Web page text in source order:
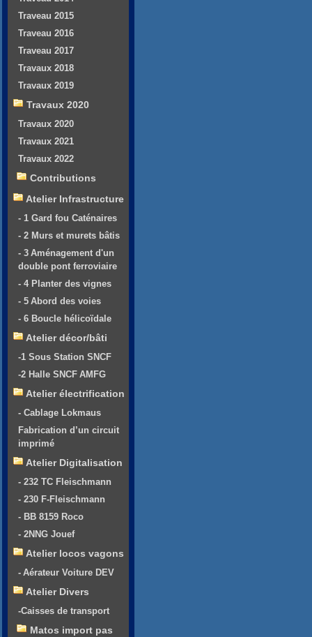
Traveau 2015
Traveau 2016
Traveau 2017
Travaux 2018
Travaux 2019
Travaux 2020
Travaux 2020
Travaux 2021
Travaux 2022
Contributions
Atelier Infrastructure
- 1 Gard fou Caténaires
- 2 Murs et murets bâtis
- 3 Aménagement d'un
double pont ferroviaire
- 4 Planter des vignes
- 5 Abord des voies
- 6 Boucle hélicoïdale
Atelier décor/bâti
-1 Sous Station SNCF
-2 Halle SNCF AMFG
Atelier électrification
- Cablage Lokmaus
Fabrication d’un circuit
imprimé
Atelier Digitalisation
- 232 TC Fleischmann
- 230 F-Fleischmann
- BB 8159 Roco
- 2NNG Jouef
Atelier locos vagons
- Aérateur Voiture DEV
Atelier Divers
-Caisses de transport
Matos import pas